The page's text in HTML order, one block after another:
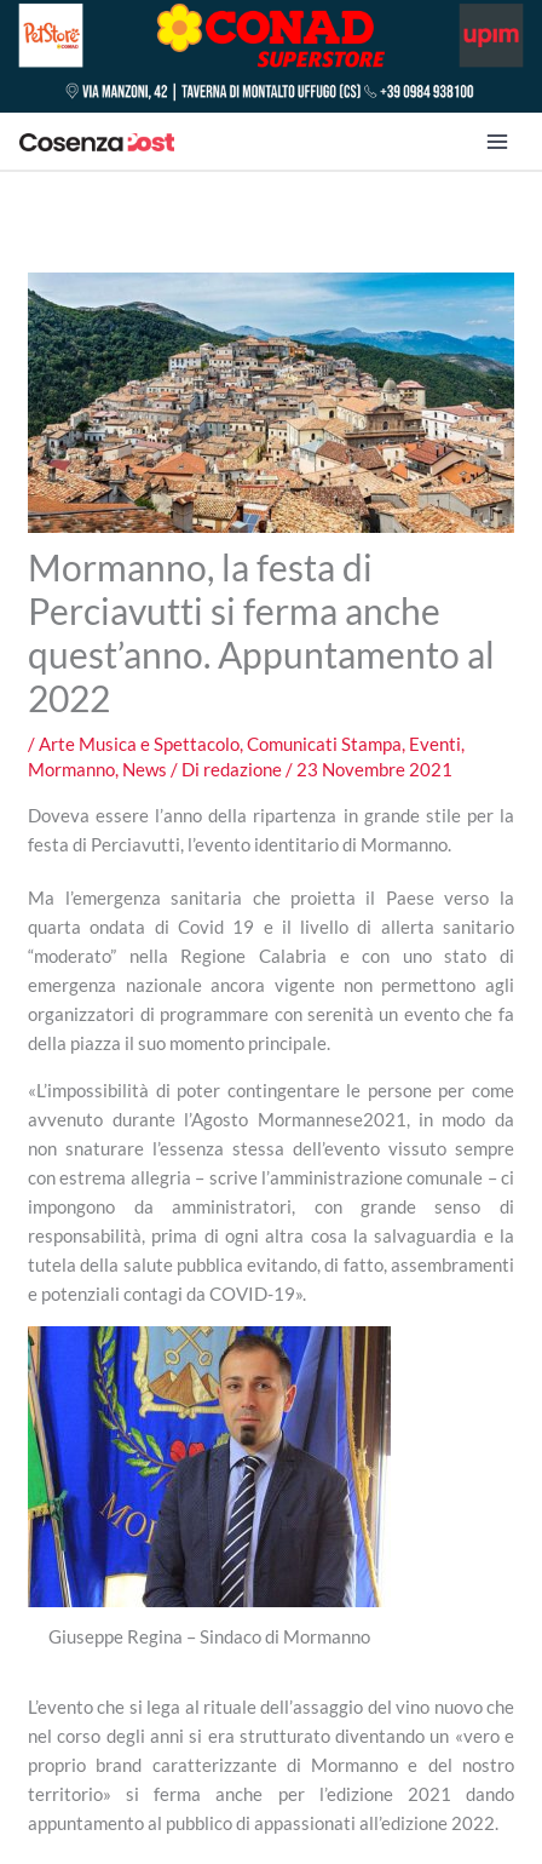
Mormanno, la festa di
Perciavutti si ferma anche
quest’anno. Appuntamento al
2022
/ Arte Musica e Spettacolo ,Comunicati Stampa Eventi
Mormanno News / Di redazione / 23 Novembre 2021
Doveva essere l’anno della ripartenza in grande stile per la
festa di Perciavutti, l’evento identitario di Mormanno.
Ma l’emergenza sanitaria che proietta il Paese verso la
quarta ondata di Covid 19 e il livello di allerta sanitario
“moderato” nella Regione Calabria e con uno stato di
emergenza nazionale ancora vigente non permettono agli
organizzatori di programmare con serenità un evento che fa
della piazza il suo momento principale.
«L’impossibilità di poter contingentare le persone per come
avvenuto durante l’Agosto Mormannese2021, in modo da
non snaturare l’essenza stessa dell’evento vissuto sempre
con estrema allegria – scrive l’amministrazione comunale – ci
impongono da amministratori, con grande senso di
responsabilità, prima di ogni altra cosa la salvaguardia e la
tutela della salute pubblica evitando, di fatto, assembramenti
e potenziali contagi da COVID-19».
Giuseppe Regina – Sindaco di Mormanno
L’evento che si lega al rituale dell’assaggio del vino nuovo che
nel corso degli anni si era strutturato diventando un «vero e
proprio brand caratterizzante di Mormanno e del nostro
territorio» si ferma anche per l’edizione 2021 dando
appuntamento al pubblico di appassionati all’edizione 2022.